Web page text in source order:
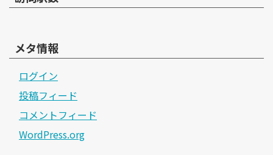
メタ情報
ログイン
投稿フィード
コメントフィード
WordPress.org